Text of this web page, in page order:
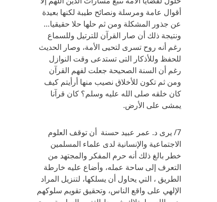
أقوال عامة ومرسلة ونصائح طيبة لكنها بعيدة
عن جذور المشكلة ومن ثم حلها حلا حقيقيا…
ونتيجة ذلك أن صار القرآن للترتيل وللسماع
رغم أنه روح تسرى لتحيى الأمة، وصار الحديث
للحفظ وللأذكار التى تستدعى وقت النوازل
رغم أن السنة الصحيحة جعلت لفهم القرآن
ومن ثم تكون للأخلاق نصيب منها أرأيتم كيف
كان خلقه صلى الله عليه وسلم؟ كان قرآنا
يمشى على الأرض.
7/ يرى د. عمر عبيد حسنة أن توقف العلوم
الاجتماعية والإنسانية لدى علماء المسلمين
خطر بالغ ذلك أنه حرم المفكر والمجتهد من
التعرف إلى ساحة عمله، وأضاع عليه خارطة
الطريق ، التي يحاول أن يسلكها، لتنزيل المراد
الإلهي على واقع الناس، وتحقيق تقويم سلوكهم